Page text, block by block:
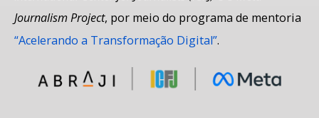
Journalism Project, por meio do programa de mentoria
“Acelerando a Transformação Digital”.